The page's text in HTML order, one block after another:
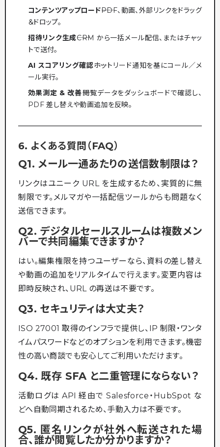
コンテンツアップロード――PDF、動画、外部リンクをドラッグ
＆ドロップ。
招待リンク生成――CRM から一括メール配信、またはチャッ
トで送付。
AI スコアリング確認――ホットリード通知を基にコール／メ
ール実行。
効果測定 & 改善――閲覧データをダッシュボードで確認し、
PDF 差し替えや動画追加を反映。
6. よくある質問（FAQ）
Q1. メール一通あたりの送信数制限は？
リンクはユニーク URL を生成するため、実質的に無
制限です。メルマガや一括配信ツールからも問題なく
送信できます。
Q2. デジタルセールスルームは複数メン
バーで共同編集できますか？
はい。編集権限を持つユーザーなら、資料の差し替え
や動画の追加をリアルタイムで行えます。変更内容は
即時反映され、URL の再送は不要です。
Q3. セキュリティは大丈夫？
ISO 27001 取得のインフラで提供し、IP 制限・ワンタ
イムパスワードなどのオプションを利用できます。機密
性の高い商談でも安心してご利用いただけます。
Q4. 既存 SFA と二重管理にならない？
活動ログは API 経由で Salesforce・HubSpot な
どへ自動同期されるため、手動入力は不要です。
Q5. 匿名リンクが社外へ転送された場
合、誰が閲覧したか分かりますか？